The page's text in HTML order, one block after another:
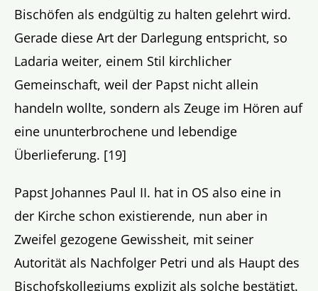
Bischöfen als endgültig zu halten gelehrt wird.
Gerade diese Art der Darlegung entspricht, so
Ladaria weiter, einem Stil kirchlicher
Gemeinschaft, weil der Papst nicht allein
handeln wollte, sondern als Zeuge im Hören auf
eine ununterbrochene und lebendige
Überlieferung. [19]
Papst Johannes Paul II. hat in OS also eine in
der Kirche schon existierende, nun aber in
Zweifel gezogene Gewissheit, mit seiner
Autorität als Nachfolger Petri und als Haupt des
Bischofskollegiums explizit als solche bestätigt.